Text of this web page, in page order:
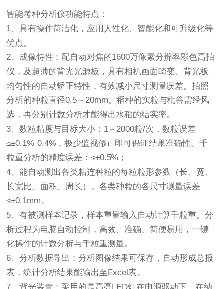
智能考种分析仪功能特点：
1、具有操作简洁化，应用人性化、智能化和可升级化等
优点。
2、成像特性：配自动对焦的1600万像素分辨率彩色高拍
仪，及超薄的背光光源板，具有相机画面畸变、背光板
均匀性的自动矫正特性，有效减小尺寸测量误差。拍照
分析的种粒直径0.5～20mm。稻种的实粒与秕谷需经风
选，再分别计数分析才能得出水稻的结实率。
3、数粒精度与目标大小：1～2000粒/次，数粒误差
≤±0.1%-0.4%，极少监视修正即可保证结果准确性。千
粒重分析的精度误差：≤±0.5%；
4、能自动测出各类粘连种粒的每粒粒形参数（长、宽、
长宽比、面积、周长）。各类种粒的各尺寸测量误差
≤±0.1mm。
5、有被测样本记录，样本重量输入自动计算千粒重。分
析过程为电脑自动控制，高效、准确、简便易用，一键
化操作的计数分析与千粒重测量。
6、分析数据导出：分析图像结果可保存，自动形成总报
表，统计分析结果能输出至Excel表。
7、背光装置：采用的是高亮LED灯在电源驱动下，在纳